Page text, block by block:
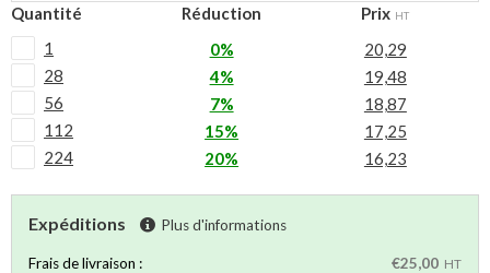
Quantité Réduction Prix HT
1 0%
20,29
28
4%
19,48
56
7%
18,87
112
15%
17,25
224
20% 16,23
Expéditions Plus d'informations
Frais de livraison : €25,00 HT